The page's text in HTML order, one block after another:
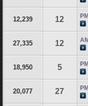
12
12,239
12
27,335
5
18,950
27
20,077